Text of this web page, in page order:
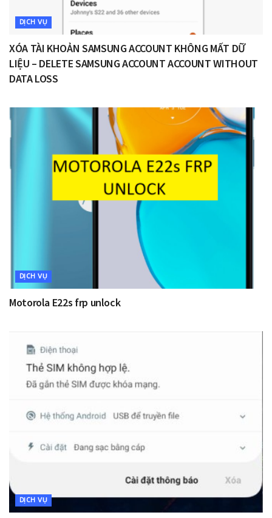
DỊCH VỤ
XÓA TÀI KHOẢN SAMSUNG ACCOUNT KHÔNG MẤT DỮ
LIỆU – DELETE SAMSUNG ACCOUNT ACCOUNT WITHOUT
DATA LOSS
DỊCH VỤ
Motorola E22s frp unlock
DỊCH VỤ